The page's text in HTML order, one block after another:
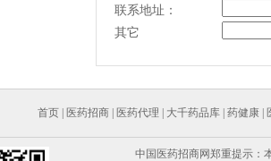
联系地址：
其它
首页| 医药招商| 医药代理 大千药品库| 药健康|
中国医药招商网郑重提示：